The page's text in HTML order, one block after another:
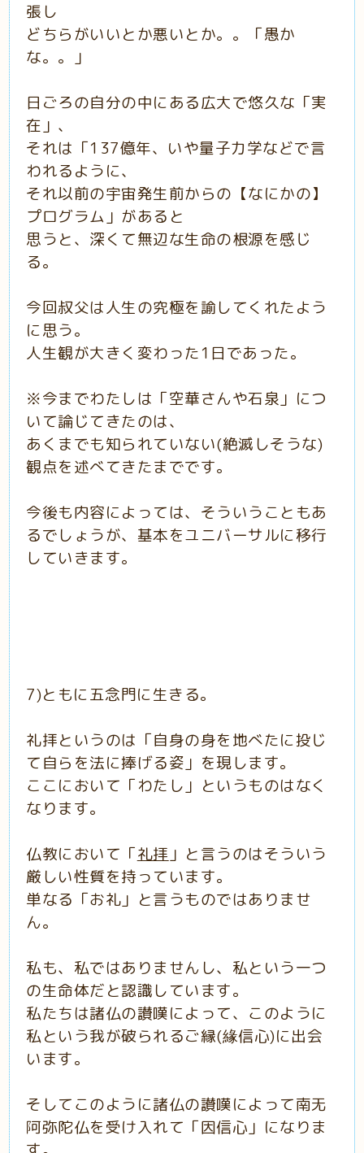
張し
どちらがいいとか悪いとか。。「愚か
な。。」
日ごろの自分の中にある広大で悠久な「実
在」、
それは「137億年、いや量子力学などで言
われるように、
それ以前の宇宙発生前からの【なにかの】
プログラム」があると
思うと、深くて無辺な生命の根源を感じ
る。
今回叔父は人生の究極を諭してくれたよう
に思う。
人生観が大きく変わった1日であった。
※今までわたしは「空華さんや石泉」につ
いて論じてきたのは、
あくまでも知られていない(絶滅しそうな)
観点を述べてきたまでです。
今後も内容によっては、そういうこともあ
るでしょうが、基本をユニバーサルに移行
していきます。
7)ともに五念門に生きる。
礼拝というのは「自身の身を地べたに投じ
て自らを法に捧げる姿」を現します。
ここにおいて「わたし」というものはなく
なります。
仏教において「礼拝 」と言うのはそういう
厳しい性質を持っています。
単なる「お礼」と言うものではありませ
ん。
私も、私ではありませんし、私という一つ
の生命体だと認識しています。
私たちは諸仏の讃嘆によって、このように
私という我が破られるご縁(緣信心)に出会
います。
そしてこのように諸仏の讃嘆によって南无
阿弥陀仏を受け入れて「因信心」になりま